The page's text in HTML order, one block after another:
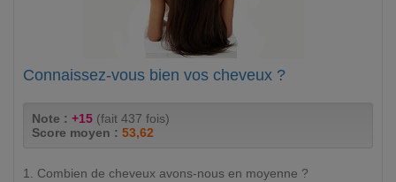
Connaissez-vous bien vos cheveux ?
Note : +15 (fait 437 fois)
Score moyen : 53,62
1. Combien de cheveux avons-nous en moyenne ?